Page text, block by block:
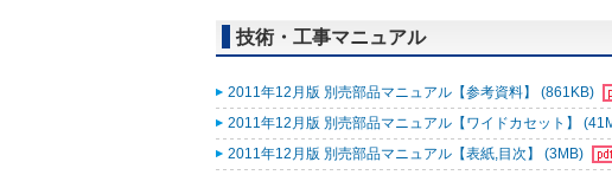
技術・工事マニュアル
2011年12月版 別売部品マニュアル【参考資料】 (861KB)
2011年12月版 別売部品マニュアル【ワイドカセット】
2011年12月版 別売部品マニュアル【表紙,目次】 (3MB)